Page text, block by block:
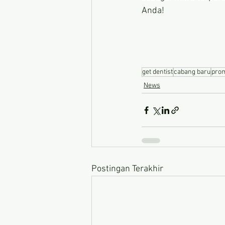
Anda!
get dentistcabang baru
News
Postingan Terakhir